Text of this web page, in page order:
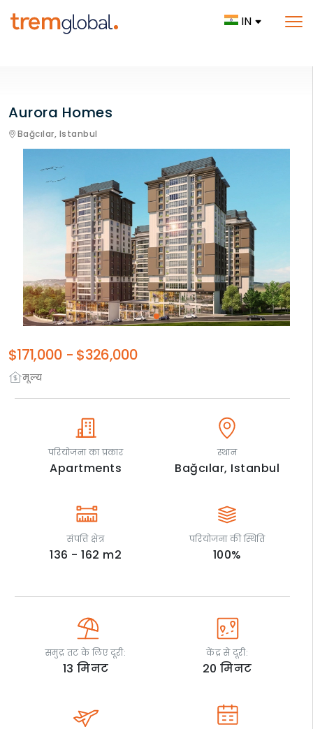
IN
Aurora Homes
Bağcılar, Istanbul
मूल्य
$171,000 - $326,000
परियोजना का प्रकार
Apartments
स्थान
Bağcılar, Istanbul
संपत्ति क्षेत्र
136 - 162 m2
परियोजना की स्थिति
100%
समुद्र तट के लिए दूरी:
13मिनट
केंद्र से दूरी:
20मिनट